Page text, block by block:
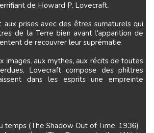
de Howard P. Lovecraft.
aux prises avec des êtres surnaturels qui
de la Terre bien avant l'apparition de
de recouvrer leur suprématie.
images, aux mythes, aux récits de toutes
Lovecraft compose des philtres
dans les esprits une empreinte
temps (The Shadow Out of Time, 1936)